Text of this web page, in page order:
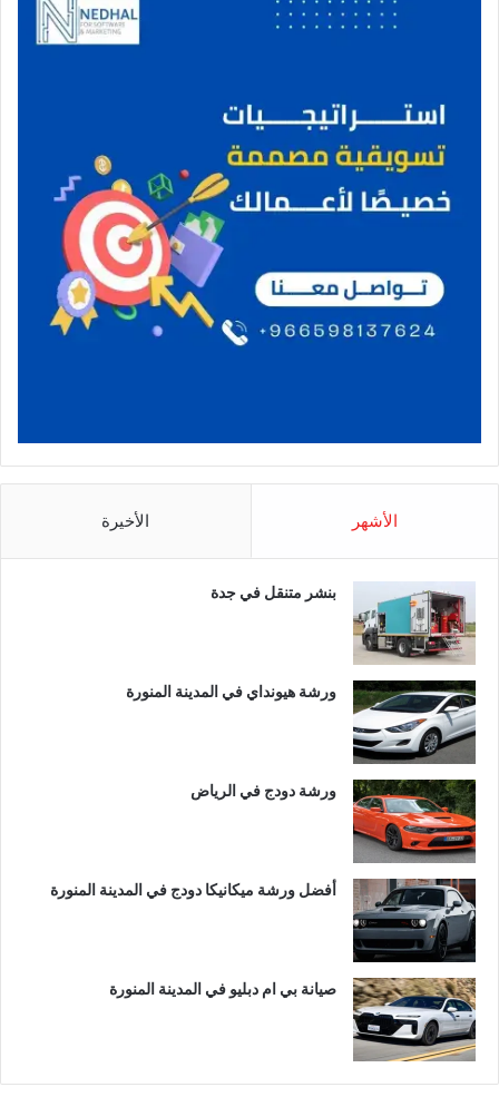
الأشهر الأخيرة
بنشر متنقل في جدة
ورشة هيونداي في المدينة المنورة
ورشة دودج في الرياض
أفضل ورشة ميكانيكا دودج في المدينة المنورة
صيانة بي ام دبليو في المدينة المنورة